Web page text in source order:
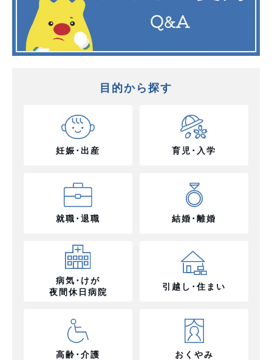
目的から探す
妊娠･出産 育児･入学
就職･退職 結婚･離婚
病気･けが
夜間休日病院
引越し･住まい
高齢･介護 おくやみ